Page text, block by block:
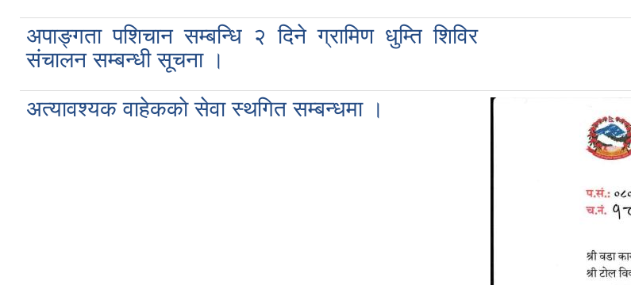
अपाङ्गता पशिचान सम्बन्धि २ दिने ग्रामिण धुम्ति शिविर
संचालन सम्बन्धी सूचना ।
अत्यावश्यक वाहेककाे सेवा स्थगित सम्बन्धमा ।